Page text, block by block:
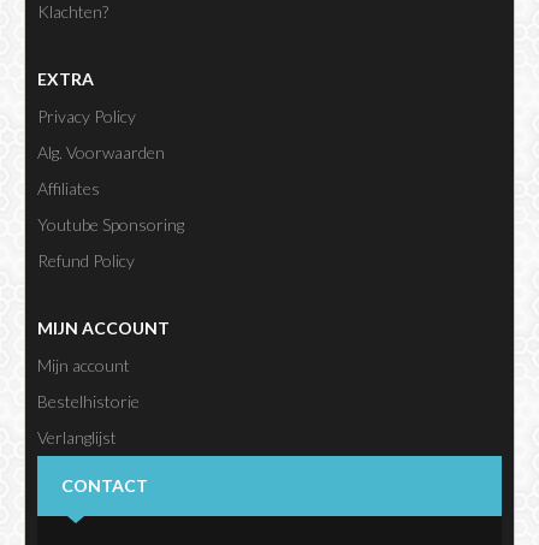
Klachten?
EXTRA
Privacy Policy
Alg. Voorwaarden
Affiliates
Youtube Sponsoring
Refund Policy
MIJN ACCOUNT
Mijn account
Bestelhistorie
Verlanglijst
CONTACT